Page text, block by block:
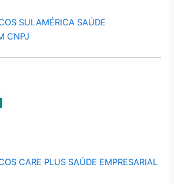
SULAMÉRICA SAÚDE
CNPJ
CARE PLUS SAÚDE EMPRESARIAL